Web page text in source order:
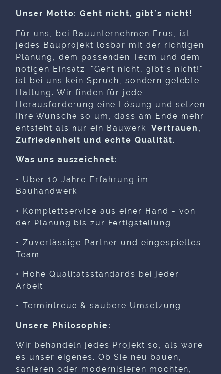
Unser Motto: Geht nicht, gibt`s nicht!
Für uns, bei Bauunternehmen Erus, ist
jedes Bauprojekt lösbar mit der richtigen
Planung, dem passenden Team und dem
nötigen Einsatz. "Geht nicht, gibt`s nicht!"
ist bei uns kein Spruch, sondern gelebte
Haltung. Wir finden für jede
Herausforderung eine Lösung und setzen
Ihre Wünsche so um, dass am Ende mehr
entsteht als nur ein Bauwerk: Vertrauen,
Zufriedenheit und echte Qualität.
Was uns auszeichnet:
• Über 10 Jahre Erfahrung im
Bauhandwerk
• Komplettservice aus einer Hand - von
der Planung bis zur Fertigstellung
• Zuverlässige Partner und eingespieltes
Team
• Hohe Qualitätsstandards bei jeder
Arbeit
• Termintreue & saubere Umsetzung
Unsere Philosophie:
Wir behandeln jedes Projekt so, als wäre
es unser eigenes. Ob Sie neu bauen,
sanieren oder modernisieren möchten,